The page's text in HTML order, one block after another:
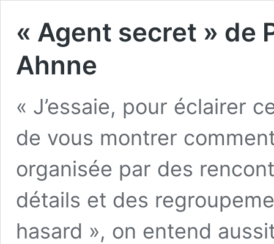
« Agent secret » de
Ahnne
« J’essaie, pour éclairer
de vous montrer
organisée par des
détails et des
hasard », on entend